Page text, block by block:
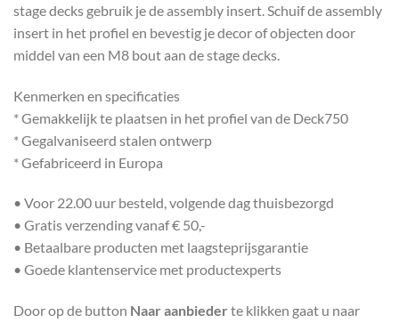
stage decks gebruik je de assembly insert. Schuif de assembly
insert in het profiel en bevestig je decor of objecten door
middel van een M8 bout aan de stage decks.
Kenmerken en specificaties
* Gemakkelijk te plaatsen in het profiel van de Deck750
* Gegalvaniseerd stalen ontwerp
* Gefabriceerd in Europa
• Voor 22.00 uur besteld, volgende dag thuisbezorgd
• Gratis verzending vanaf € 50,-
• Betaalbare producten met laagsteprijsgarantie
• Goede klantenservice met productexperts
Door op de button Naar aanbieder te klikken gaat u naar